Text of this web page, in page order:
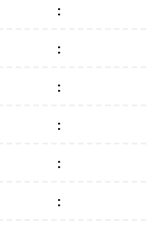
:
:
:
:
:
: